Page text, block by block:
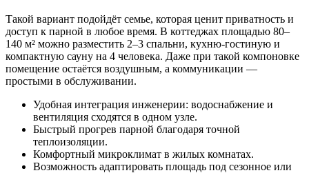
Такой вариант подойдёт семье, которая ценит приватность и
доступ к парной в любое время. В коттеджах площадью 80–
140 м² можно разместить 2–3 спальни, кухню-гостиную и
компактную сауну на 4 человека. Даже при такой компоновке
помещение остаётся воздушным, а коммуникации —
простыми в обслуживании.
Удобная интеграция инженерии: водоснабжение и
вентиляция сходятся в одном узле.
Быстрый прогрев парной благодаря точной
теплоизоляции.
Комфортный микроклимат в жилых комнатах.
Возможность адаптировать площадь под сезонное или